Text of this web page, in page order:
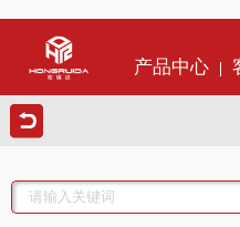
产品中心